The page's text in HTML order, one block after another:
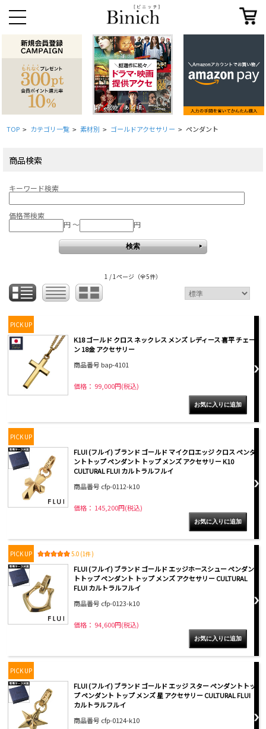
TOP > カテゴリ一覧 > 素材別 > ゴールドアクセサリー > ペンダント
商品検索
キーワード検索
価格帯検索
円 ～
円
1 / 1ページ （全5件）
PICK UP
K18 ゴールド クロス ネックレス メンズ レディース 喜平 チェー
ン 18金 アクセサリー
商品番号 bap-4101
価格： 99,000円(税込)
PICK UP
FLUI (フルイ) ブランド ゴールド マイクロエッジ クロス ペンダ
ントトップ ペンダント トップ メンズ アクセサリー K10
CULTURAL FLUI カルトラルフルイ
商品番号 cfp-0112-k10
価格： 145,200円(税込)
PICK UP 5.0 (1件)
FLUI (フルイ) ブランド ゴールド エッジホースシュー ペンダン
トトップ ペンダント トップ メンズ アクセサリー CULTURAL
FLUI カルトラルフルイ
商品番号 cfp-0123-k10
価格： 94,600円(税込)
PICK UP
FLUI (フルイ) ブランド ゴールド エッジ スター ペンダントトッ
プ ペンダント トップ メンズ 星 アクセサリー CULTURAL FLUI
カルトラルフルイ
商品番号 cfp-0124-k10